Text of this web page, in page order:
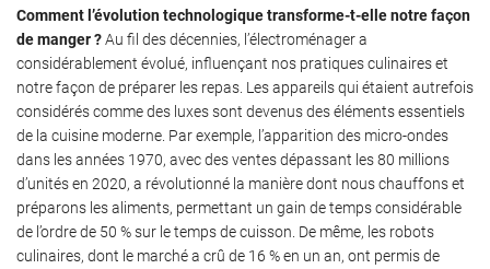
Comment l’évolution technologique transforme-t-elle notre façon
de manger ?Au fil des décennies, l’électroménager a
considérablement évolué, influençant nos pratiques culinaires et
notre façon de préparer les repas. Les appareils qui étaient autrefois
considérés comme des luxes sont devenus des éléments essentiels
de la cuisine moderne. Par exemple, l’apparition des micro-ondes
dans les années 1970, avec des ventes dépassant les 80 millions
d’unités en 2020, a révolutionné la manière dont nous chauffons et
préparons les aliments, permettant un gain de temps considérable
de l’ordre de 50 % sur le temps de cuisson. De même, les robots
culinaires, dont le marché a crû de 16 % en un an, ont permis de